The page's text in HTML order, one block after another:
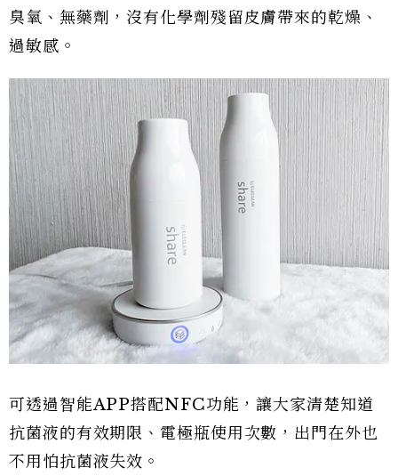
臭氧、無藥劑，沒有化學劑殘留皮膚帶來的乾燥、
過敏感。
可透過智能APP搭配NFC功能，讓大家清楚知道
抗菌液的有效期限、電極瓶使用次數，出門在外也
不用怕抗菌液失效。